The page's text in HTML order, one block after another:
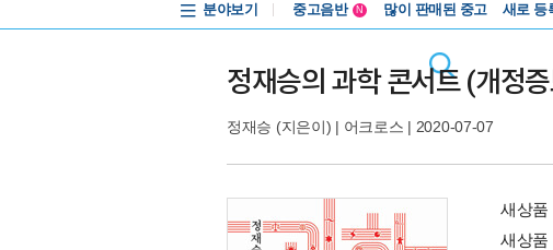
분야보기
중고음반
중고음반
N 많이 판매된 중고 새로 등
정재승의 과학 콘서트 (개정
정재승 (지은이) | 어크로스 | 2020-07-07
새상품
새상품